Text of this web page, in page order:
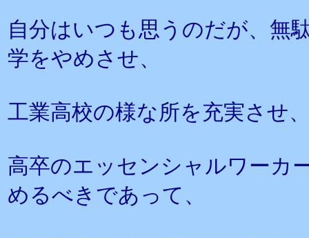
自分はいつも思うのだが、無
学をやめさせ、
工業高校の様な所を充実させ
高卒のエッセンシャルワーカ
めるべきであって、